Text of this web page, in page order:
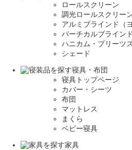
ロールスクリーン
調光ロールスクリー
アルミブラインド（
バーチカルブライン
ハニカム・プリーツ
シェード
寝具・布団
寝具トップページ
カバー・シーツ
布団
マットレス
まくら
ベビー寝具
家具